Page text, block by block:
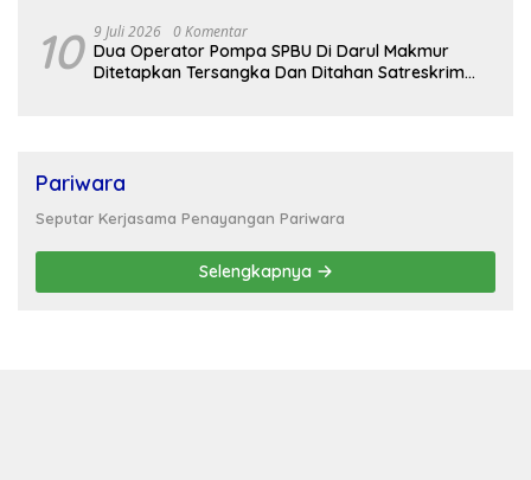
10 9 Juli 2026 0 Komentar
Dua Operator Pompa SPBU Di Darul Makmur
Ditetapkan Tersangka Dan Ditahan Satreskrim
Pariwara
Seputar Kerjasama Penayangan Pariwara
Selengkapnya